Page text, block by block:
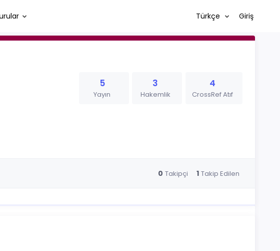
Türkçe Giriş
5
Yayın
3
Hakemlik
4
CrossRef Atıf
0 Takipçi 1 Takip Edilen